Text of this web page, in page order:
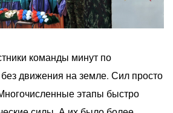
команды минут по
движения на земле. Сил просто
этапы быстро